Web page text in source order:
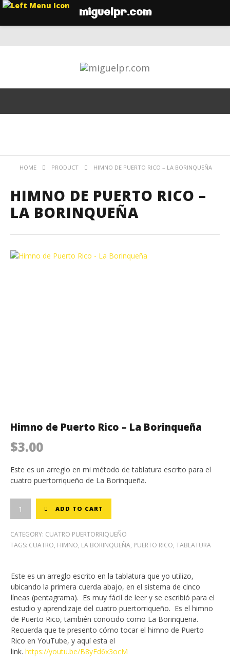
HOME PRODUCT HIMNO DE PUERTO RICO – LA BORINQUEÑA
HIMNO DE PUERTO RICO –
LA BORINQUEÑA
Himno de Puerto Rico – La Borinqueña
$3.00
Este es un arreglo en mi método de tablatura escrito para el
cuatro puertorriqueño de La Borinqueña.
ADD TO CART
CATEGORY: CUATRO PUERTORRIQUEÑO
TAGS: CUATRO, HIMNO, LA BORINQUEÑA, PUERTO RICO, TABLATURA
Este es un arreglo escrito en la tablatura que yo utilizo,
ubicando la primera cuerda abajo, en el sistema de cinco
líneas (pentagrama). Es muy fácil de leer y se escribió para el
estudio y aprendizaje del cuatro puertorriqueño. Es el himno
de Puerto Rico, también conocido como La Borinqueña.
Recuerda que te presento cómo tocar el himno de Puerto
Rico en YouTube, y aquí esta el
link. https://youtu.be/B8yEd6x3ocM
miguelpr.com